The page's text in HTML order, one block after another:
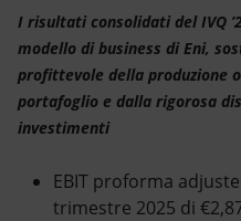
I risultati consolidati del IVQ
modello di business di Eni,
profittevole della produzione
portafoglio e dalla rigorosa
investimenti
EBIT proforma
trimestre 2025 di